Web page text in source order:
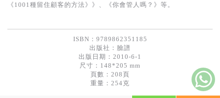
《1001種留住顧客的方法》》、《你會管人嗎？》等。
ISBN：9789862351185
出版社： 臉譜
出版日期：2010-6-1
尺寸：148*205 mm
頁數：208頁
重量：254克